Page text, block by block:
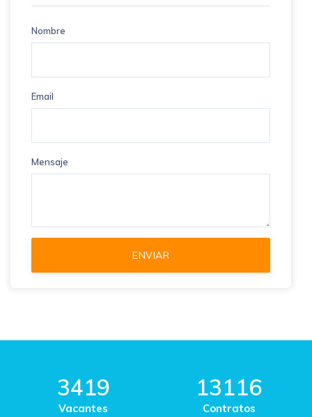
Nombre
Email
Mensaje
3419
Vacantes
13116
Contratos